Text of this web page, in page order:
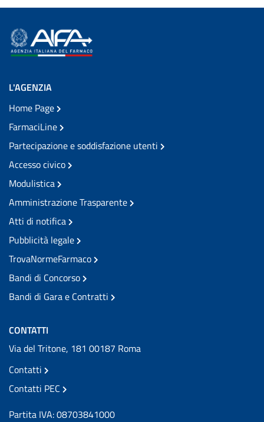
L'AGENZIA
Home Page
FarmaciLine
Partecipazione e soddisfazione utenti
Accesso civico
Modulistica
Amministrazione Trasparente
Atti di notifica
Pubblicità legale
TrovaNormeFarmaco
Bandi di Concorso
Bandi di Gara e Contratti
CONTATTI
Via del Tritone, 181 00187 Roma
Contatti
Contatti PEC
Partita IVA: 08703841000